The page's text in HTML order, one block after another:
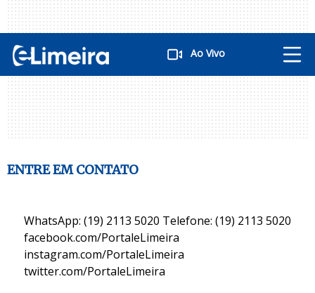
Ao Vivo
ENTRE EM CONTATO
WhatsApp: (19) 2113 5020 Telefone: (19) 2113 5020
facebook.com/PortaleLimeira
instagram.com/PortaleLimeira
twitter.com/PortaleLimeira